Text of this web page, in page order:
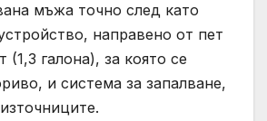
мъжа точно след като
направено от пет
(1,3 галона), за която се
и система за запалване,